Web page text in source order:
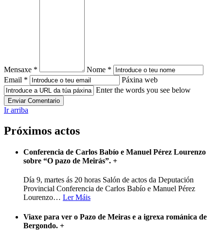
Mensaxe *
Nome *
Email *
Páxina web
Enter the words you see below
Ir arriba
Próximos actos
Conferencia de Carlos Babío e Manuel Pérez Lourenzo
sobre “O pazo de Meirás”. +
Día 9, martes ás 20 horas Salón de actos da Deputación
Provincial Conferencia de Carlos Babío e Manuel Pérez
Lourenzo… Ler Máis
Viaxe para ver o Pazo de Meiras e a igrexa románica de
Bergondo. +